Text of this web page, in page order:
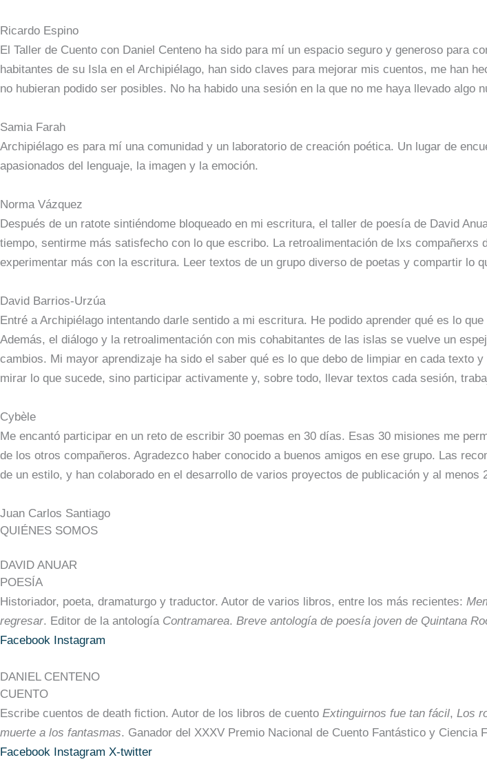
Ricardo Espino
El Taller de Cuento con Daniel Centeno ha sido para mí un espacio seguro y generoso para
habitantes de su Isla en el Archipiélago, han sido claves para mejorar mis cuentos, me han
no hubieran podido ser posibles. No ha habido una sesión en la que no me haya llevado algo
Samia Farah
Archipiélago es para mí una comunidad y un laboratorio de creación poética. Un lugar de
apasionados del lenguaje, la imagen y la emoción.
Norma Vázquez
Después de un ratote sintiéndome bloqueado en mi escritura, el taller de poesía de David
tiempo, sentirme más satisfecho con lo que escribo. La retroalimentación de lxs
experimentar más con la escritura. Leer textos de un grupo diverso de poetas y compartir lo
David Barrios-Urzúa
Entré a Archipiélago intentando darle sentido a mi escritura. He podido aprender qué es lo
Además, el diálogo y la retroalimentación con mis cohabitantes de las islas se vuelve un
cambios. Mi mayor aprendizaje ha sido el saber qué es lo que debo de limpiar en cada
mirar lo que sucede, sino participar activamente y, sobre todo, llevar textos cada sesión,
Cybèle
Me encantó participar en un reto de escribir 30 poemas en 30 días. Esas 30 misiones me
de los otros compañeros. Agradezco haber conocido a buenos amigos en ese grupo. Las
de un estilo, y han colaborado en el desarrollo de varios proyectos de publicación y al menos
Juan Carlos Santiago
QUIÉNES SOMOS
DAVID ANUAR
POESÍA
Historiador, poeta, dramaturgo y traductor. Autor de varios libros, entre los más recientes:
regresar. Editor de la antología Contramarea. Breve antología de poesía joven de Quintana
Facebook Instagram
DANIEL CENTENO
CUENTO
Escribe cuentos de death fiction. Autor de los libros de cuento Extinguirnos fue tan fácil, Los
muerte a los fantasmas. Ganador del XXXV Premio Nacional de Cuento Fantástico y Ciencia
Facebook Instagram X-twitter